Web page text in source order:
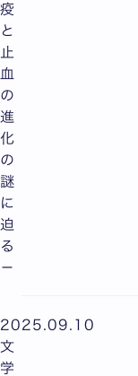
疫
と
止
血
の
進
化
の
謎
に
迫
る
－
2025.09.10
文
学